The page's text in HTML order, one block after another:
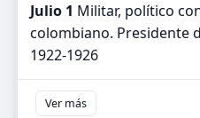
Julio 1 Militar, político
colombiano. Presidente
1922-1926
Ver más